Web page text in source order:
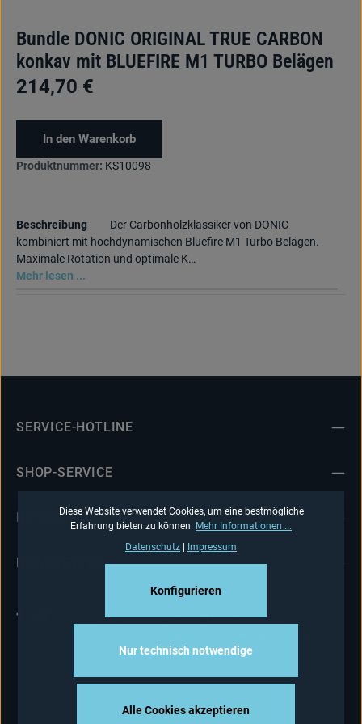
Bundle DONIC ORIGINAL TRUE CARBON
konkav mit BLUEFIRE M1 TURBO Belägen
214,70 €
In den Warenkorb
Produktnummer: KS10098
Beschreibung
Der Carbonholzklassiker von DONIC
kombiniert mit hochdynamischen Bluefire M1 Turbo Belägen.
Maximale Rotation und optimale K…
Mehr lesen ...
SERVICE-HOTLINE
SHOP-SERVICE
INFORMATIONEN
NEWSLETTER
Alle Preise inkl. gesetzl. Mehrwertsteuer zzgl.
nicht anders angegeben.
Diese Website verwendet Cookies, um eine bestmögliche
Erfahrung bieten zu können. Mehr Informationen ...
Datenschutz
Impressum
Nur technisch notwendige
Konfigurieren
Alle Cookies akzeptieren